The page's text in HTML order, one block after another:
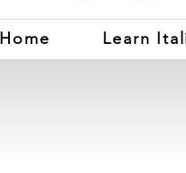
Home Learn